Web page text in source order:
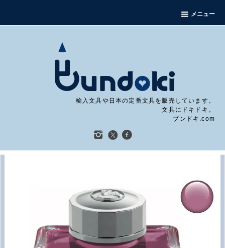
メニュー
輸入文具や日本の定番文具を販売しています。
文具にドキドキ。
ブンドキ.com